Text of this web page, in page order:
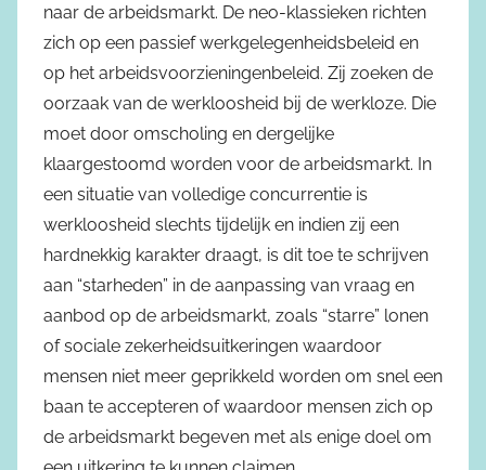
naar de arbeidsmarkt. De neo-klassieken richten
zich op een passief werkgelegenheidsbeleid en
op het arbeidsvoorzieningenbeleid. Zij zoeken de
oorzaak van de werkloosheid bij de werkloze. Die
moet door omscholing en dergelijke
klaargestoomd worden voor de arbeidsmarkt. In
een situatie van volledige concurrentie is
werkloosheid slechts tijdelijk en indien zij een
hardnekkig karakter draagt, is dit toe te schrijven
aan “starheden” in de aanpassing van vraag en
aanbod op de arbeidsmarkt, zoals “starre” lonen
of sociale zekerheidsuitkeringen waardoor
mensen niet meer geprikkeld worden om snel een
baan te accepteren of waardoor mensen zich op
de arbeidsmarkt begeven met als enige doel om